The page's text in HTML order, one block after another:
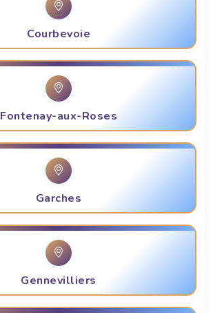
Courbevoie
Fontenay-aux-Roses
Garches
Gennevilliers